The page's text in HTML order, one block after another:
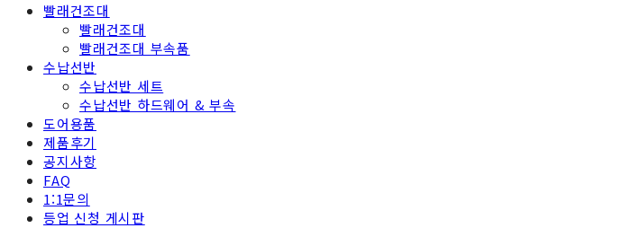
빨래건조대
빨래건조대
빨래건조대 부속품
수납선반
수납선반 세트
수납선반 하드웨어 & 부속
도어용품
제품후기
공지사항
FAQ
1:1문의
등업 신청 게시판